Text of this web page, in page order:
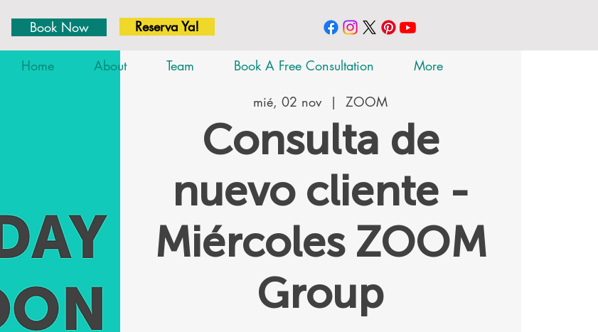
Book Now Reserva Ya!
Home About Team Book A Free Consultation More
mié, 02 nov
  |
ZOOM
Consulta de
nuevo cliente -
Miércoles ZOOM
Group